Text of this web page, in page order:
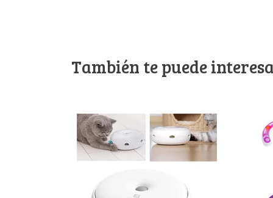
También te puede